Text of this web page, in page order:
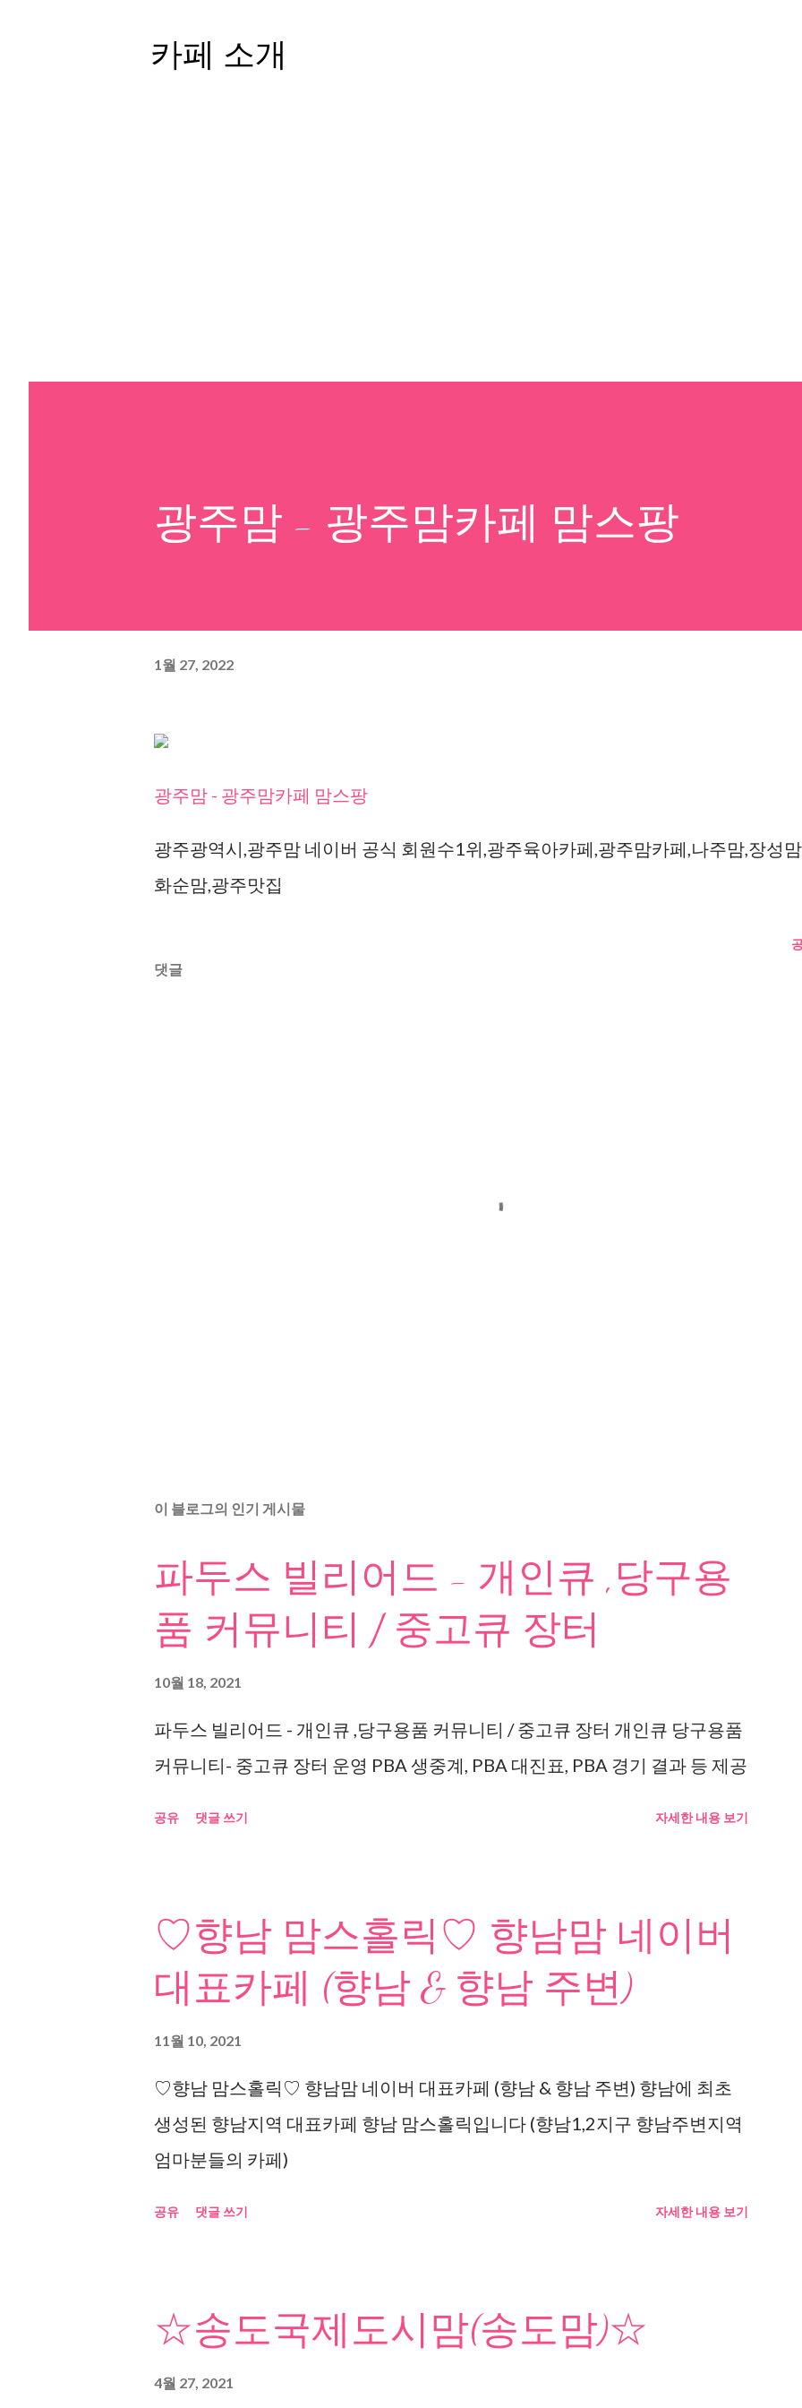
카페 소개
광주맘 - 광주맘카페 맘스팡
1월 27, 2022
광주맘 - 광주맘카페 맘스팡
광주광역시,광주맘 네이버 공식 회원수1위,광주육아카페,광주맘카페,나주맘,장성
화순맘,광주맛집
댓글
이 블로그의 인기 게시물
파두스 빌리어드 - 개인큐 ,당구용
품 커뮤니티 / 중고큐 장터
10월 18, 2021
파두스 빌리어드 - 개인큐 ,당구용품 커뮤니티 / 중고큐 장터 개인큐 당구용품
커뮤니티- 중고큐 장터 운영 PBA 생중계, PBA 대진표, PBA 경기 결과 등 제공
공유 댓글 쓰기 자세한 내용 보기
♡향남 맘스홀릭♡ 향남맘 네이버
대표카페 (향남 & 향남 주변)
11월 10, 2021
♡향남 맘스홀릭♡ 향남맘 네이버 대표카페 (향남 & 향남 주변) 향남에 최초
생성된 향남지역 대표카페 향남 맘스홀릭입니다 (향남1,2지구 향남주변지역
엄마분들의 카페)
공유 댓글 쓰기 자세한 내용 보기
☆송도국제도시맘(송도맘)☆
4월 27, 2021